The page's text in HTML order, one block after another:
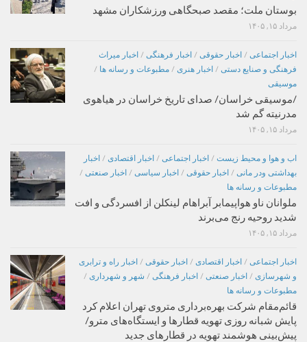
بوستان ملت؛ مقصد صبحگاهی ورزشکاران مشهد
مرداد ۱۵, ۱۴۰۵
اخبار اجتماعی / اخبار حقوقی / اخبار فرهنگی / اخبار میراث
فرهنگی و صنایع دستی / اخبار هنری / مطبوعات و رسانه ها /
موسیقی
/موسیقی خراسان/ صدای تاریخ خراسان در هیاهوی
مدرنیته گم شد
مرداد ۱۵, ۱۴۰۵
اب و هوا و محیط زیست / اخبار اجتماعی / اخبار اقتصادی / اخبار
بهداشتی ودر مانی / اخبار حقوقی / اخبار سیاسی / اخبار صنعتی /
مطبوعات و رسانه ها
ملوانان ناو هواپیمابر آبراهام لینکلن از افسردگی و افت
شدید روحیه رنج می‌برند
مرداد ۱۵, ۱۴۰۵
اخبار اجتماعی / اخبار اقتصادی / اخبار حقوقی / اخبار راه و ترابری
و شهرسازی / اخبار صنعتی / اخبار فرهنگی / شهر و شهرداری /
مطبوعات و رسانه ها
قائم‌مقام شرکت بهره‌برداری متروی تهران اعلام کرد
پایش شبانه روزی تهویه قطارها و ایستگاه‌های مترو/
پیش‌بینی هوشمند تهویه در قطارهای جدید